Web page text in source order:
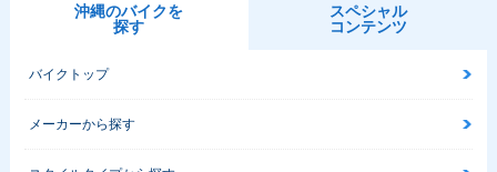
2013年 Ninja 25
沖縄のバイクを
探す
スペシャル
コンテンツ
バイクトップ
メーカーから探す